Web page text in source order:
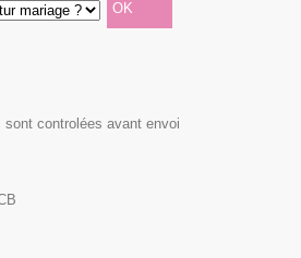
controlées avant envoi